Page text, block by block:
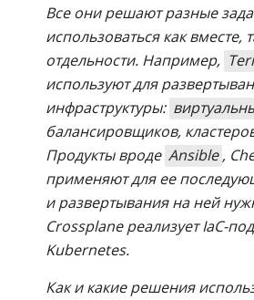
Все они решают разные
использоваться как вместе,
отдельности. Например,
используют для
инфраструктуры:
балансировщиков,
Продукты вроде Ansible ,
применяют для ее
и развертывания на ней
Crossplane реализует IaC-
Kubernetes.
Как и какие решения